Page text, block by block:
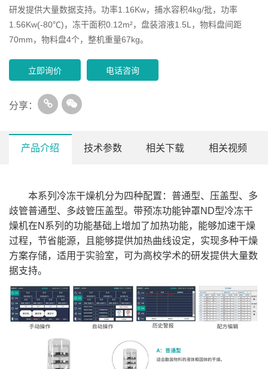
研发提供大量数据支持。功率1.16Kw，捕水容积4kg/批，功率
1.56Kw(-80℃)，冻干面积0.12m²，盘装溶液1.5L，物料盘间距
70mm，物料盘4个，整机重量67kg。
立即询价 电话咨询
分享：
产品介绍 技术参数 相关下载 相关视频
本系列冷冻干燥机分为四种配置：普通型、压盖型、多
歧管普通型、多歧管压盖型。带预冻功能钟罩ND型冷冻干
燥机在N系列的功能基础上增加了加热功能，能够加速干燥
过程，节省能源，且能够提供加热曲线设定，实现多种干燥
方案存储，适用于实验室，可为高校学术的研发提供大量数
据支持。
SCIENTZ-10ND
SCIENTZ-12ND
规格
普通
型
压盖
型
普通多
歧管
压盖多
歧管
普通
型
型
普通多
歧管
歧管
冻干面积(㎡)
0.12 0.08 0.12 0.08 0.12 0.08 0.12
0.08
捕水量（kg
批） 3 3 3 3 4 4 4
西林瓶
装瓶量
Φ12mm 920 560 920 560 920 560 920
560
Φ16mm480 285 480 285 480 285 480
285
Φ22mm
盘装溶液(L)
1.5 1 1.5 1 1.5 1 1.5
1
物料盘尺寸
(mm)
Φ200 Φ180Φ200 Φ180 Φ180Φ200
物料盘间距
70 70 70 70 70
物料盘数量(个) 4
冷阱尺寸(mm)
Φ250×150
Φ250×250
冷阱最低温度
≤-56（空载）
≤-56（空载）